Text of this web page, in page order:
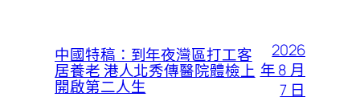
中國特稿：到年夜灣區打工客
居養老 港人北秀傳醫院體檢上
開啟第二人生
2026
年 8 月
7 日